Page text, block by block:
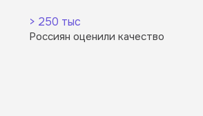
> 250 тыс
Россиян оценили качество